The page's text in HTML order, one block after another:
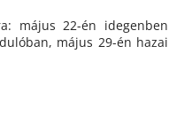
május 22-én idegenben
május 29-én hazai